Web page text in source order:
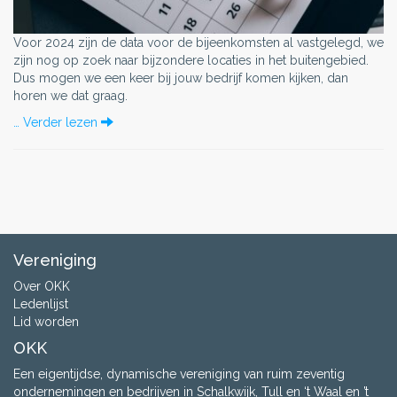
Voor 2024 zijn de data voor de bijeenkomsten al vastgelegd, we
zijn nog op zoek naar bijzondere locaties in het buitengebied.
Dus mogen we een keer bij jouw bedrijf komen kijken, dan
horen we dat graag.
… Verder lezen
Vereniging
Over OKK
Ledenlijst
Lid worden
OKK
Een eigentijdse, dynamische vereniging van ruim zeventig
ondernemingen en bedrijven in Schalkwijk, Tull en ‘t Waal en ’t